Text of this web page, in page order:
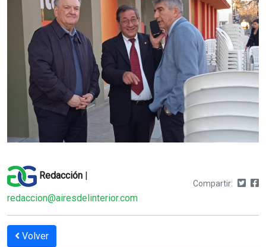
Redacción |
redaccion@airesdelinterior.com
Compartir:
Volver